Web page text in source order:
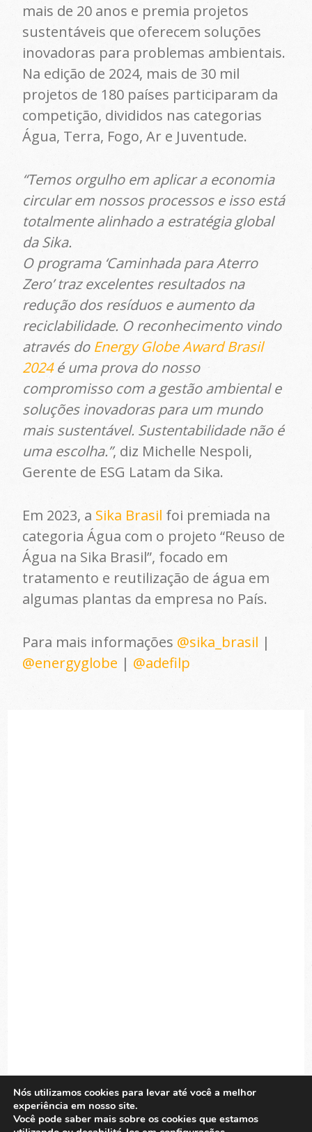
mais de 20 anos e premia projetos
sustentáveis que oferecem soluções
inovadoras para problemas ambientais.
Na edição de 2024, mais de 30 mil
projetos de 180 países participaram da
competição, divididos nas categorias
Água, Terra, Fogo, Ar e Juventude.
“Temos orgulho em aplicar a economia
circular em nossos processos e isso está
totalmente alinhado a estratégia global
da Sika.
O programa ‘Caminhada para Aterro
Zero’ traz excelentes resultados na
redução dos resíduos e aumento da
reciclabilidade. O reconhecimento vindo
através do Energy Globe Award Brasil
2024é uma prova do nosso
compromisso com a gestão ambiental e
soluções inovadoras para um mundo
mais sustentável. Sustentabilidade não é
uma escolha.”, diz Michelle Nespoli,
Gerente de ESG Latam da Sika.
Em 2023, a Sika Brasil foi premiada na
categoria Água com o projeto “Reuso de
Água na Sika Brasil”, focado em
tratamento e reutilização de água em
algumas plantas da empresa no País.
Para mais informações @sika_brasil |
@energyglobe | @adefilp
Nós utilizamos cookies para levar até você a melhor
experiência em nosso site.
Você pode saber mais sobre os cookies que estamos